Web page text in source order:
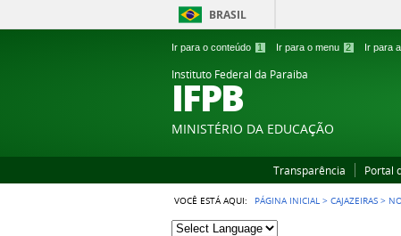
BRASIL
Ir para o conteúdo 1 Ir para o menu 2 Ir para
Instituto Federal da Paraiba
IFPB
MINISTÉRIO DA EDUCAÇÃO
Transparência Portal
VOCÊ ESTÁ AQUI: PÁGINA INICIAL >CAJAZEIRAS >